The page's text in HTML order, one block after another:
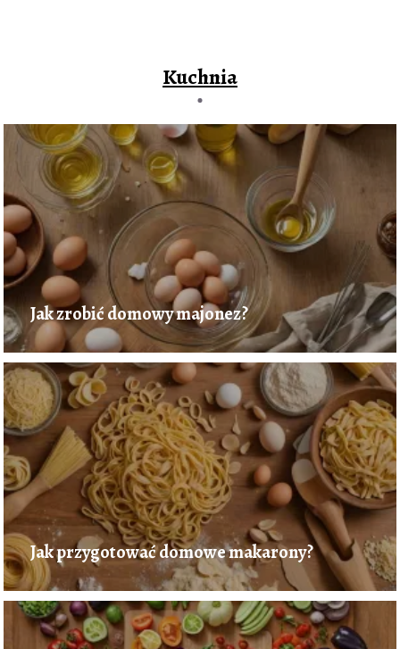
Kuchnia
Jak zrobić domowy majonez?
Jak przygotować domowe makarony?